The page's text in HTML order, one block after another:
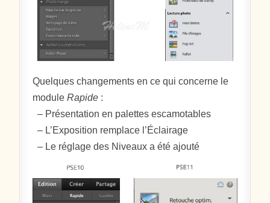
Quelques changements en ce qui concerne le
moduleRapide :
– Présentation en palettes escamotables
– L’Exposition remplace l’Éclairage
– Le réglage des Niveaux a été ajouté